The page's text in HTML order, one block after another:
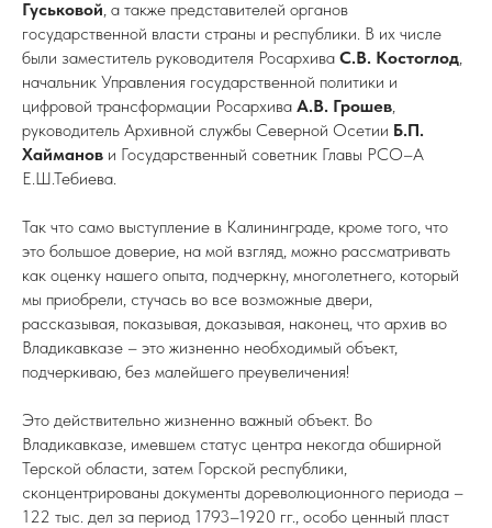
Гуськовой, а также представителей органов
государственной власти страны и республики. В их числе
были заместитель руководителя Росархива С.В. Костоглод,
начальник Управления государственной политики и
цифровой трансформации Росархива А.В. Грошев,
руководитель Архивной службы Северной Осетии Б.П.
Хайманов и Государственный советник Главы РСО–А
Е.Ш.Тебиева.
Так что само выступление в Калининграде, кроме того, что
это большое доверие, на мой взгляд, можно рассматривать
как оценку нашего опыта, подчеркну, многолетнего, который
мы приобрели, стучась во все возможные двери,
рассказывая, показывая, доказывая, наконец, что архив во
Владикавказе – это жизненно необходимый объект,
подчеркиваю, без малейшего преувеличения!
Это действительно жизненно важный объект. Во
Владикавказе, имевшем статус центра некогда обширной
Терской области, затем Горской республики,
сконцентрированы документы дореволюционного периода –
122 тыс. дел за период 1793–1920 гг., особо ценный пласт